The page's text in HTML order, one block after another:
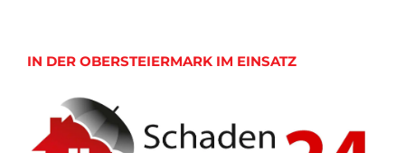
IN DER OBERSTEIERMARK IM EINSATZ